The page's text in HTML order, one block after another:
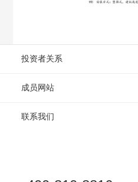
投资者关系
成员网站
联系我们